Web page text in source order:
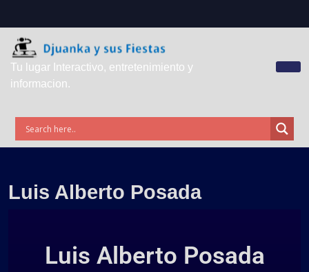
Tu lugar Interactivo, entretenimiento y
informacion.
Luis Alberto Posada
Luis Alberto Posada